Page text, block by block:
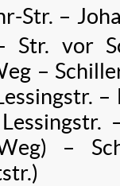
Str. –
Str. vor
–
–